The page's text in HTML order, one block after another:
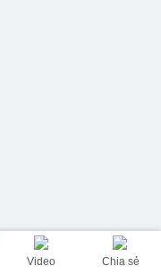
Video Chia sẻ